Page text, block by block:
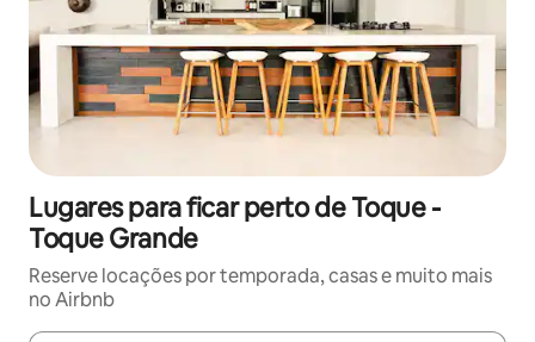
Lugares para ficar perto de Toque -
Toque Grande
Reserve locações por temporada, casas e muito mais
no Airbnb